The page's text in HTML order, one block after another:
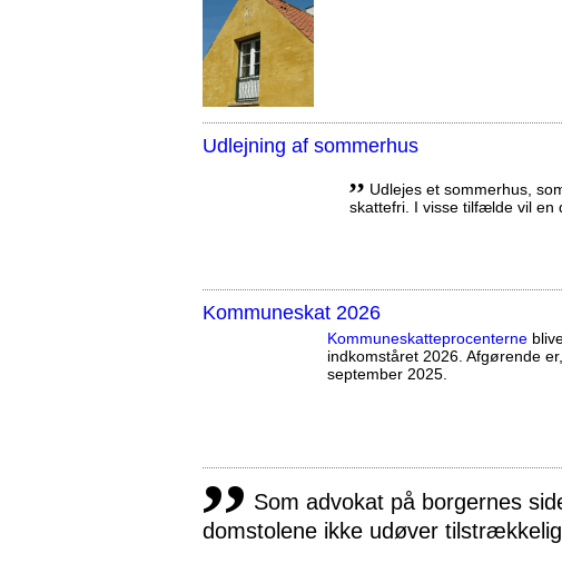
Udlejning af sommerhus
,, Udlejes et sommerhus,
skattefri. I visse tilfælde vil en
Kommuneskat 2026
Kommuneskatte­procenterne
indkomståret 2026. Afgørende
september 2025.
,, Som advokat på borgernes
domstolene ikke udøver